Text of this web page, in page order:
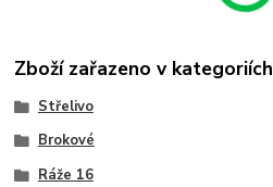
Zboží zařazeno v kategoriích
Střelivo
Brokové
Ráže 16